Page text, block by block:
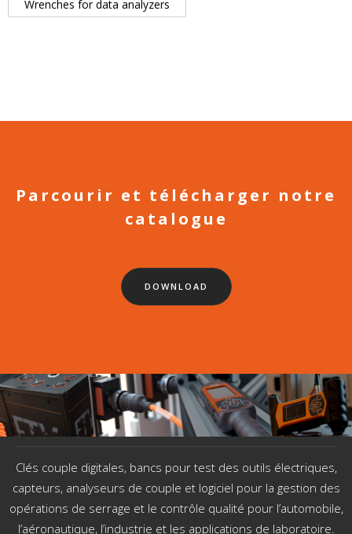
Wrenches for data analyzers
Parcourir et télécharger notre
catalogue
DOWNLOAD
Clés couple digitales, bancs pour test des outils électriques,
capteurs, analyseurs de couple et logiciel pour la gestion des
opérations de serrage et le contrôle qualité pour l’automobile,
l’aéronautique, l’industrie et les applications de laboratoire.